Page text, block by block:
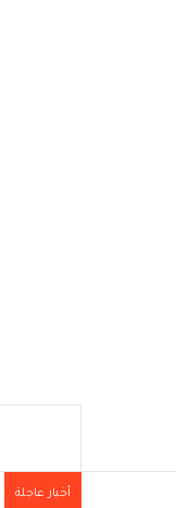
أخبار عاجلة